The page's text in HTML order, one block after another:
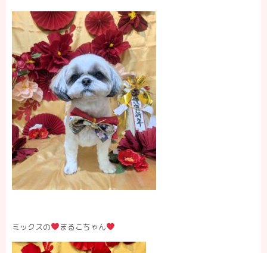
ミックスの まるこちゃん